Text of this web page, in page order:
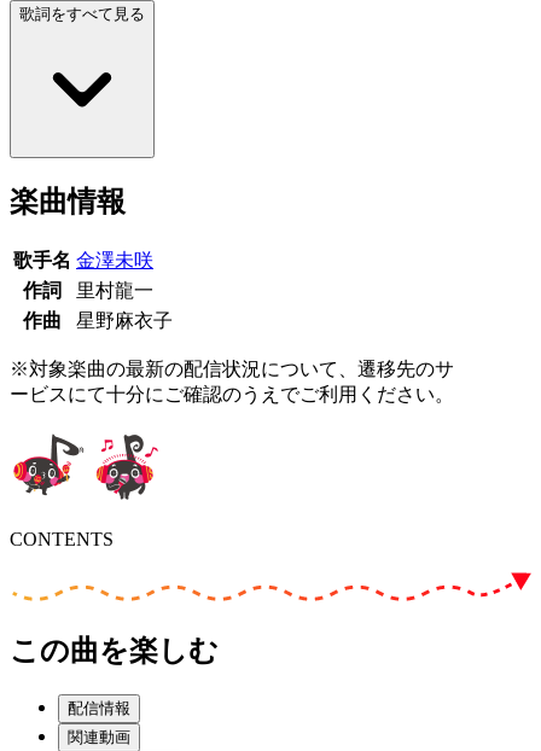
歌詞をすべて見る
楽曲情報
歌手名 金澤未咲
作詞
里村龍一
作曲
星野麻衣子
※対象楽曲の最新の配信状況について、遷移先のサ
ービスにて十分にご確認のうえでご利用ください。
CONTENTS
この曲を楽しむ
配信情報
関連動画